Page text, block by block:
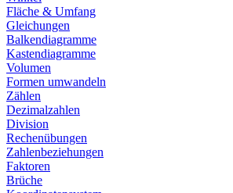
Fläche & Umfang
Gleichungen
Balkendiagramme
Kastendiagramme
Volumen
Formen umwandeln
Zählen
Dezimalzahlen
Division
Rechenübungen
Zahlenbeziehungen
Faktoren
Brüche